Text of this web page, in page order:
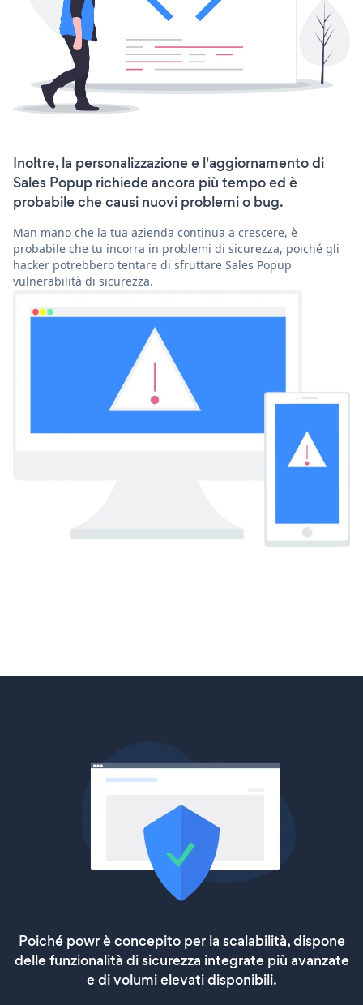
Inoltre, la personalizzazione e l'aggiornamento di
Sales Popup richiede ancora più tempo ed è
probabile che causi nuovi problemi o bug.
Man mano che la tua azienda continua a crescere, è
probabile che tu incorra in problemi di sicurezza, poiché gli
hacker potrebbero tentare di sfruttare Sales Popup
vulnerabilità di sicurezza.
Poiché powr è concepito per la scalabilità, dispone
delle funzionalità di sicurezza integrate più avanzate
e di volumi elevati disponibili.